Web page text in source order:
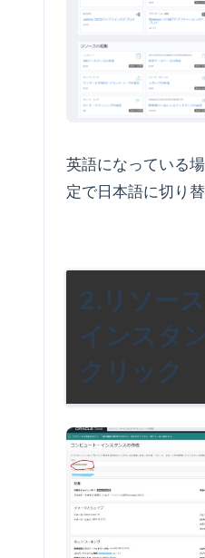
英語になっている
定で日本語に切り
2.リソー
インスタ
クリック